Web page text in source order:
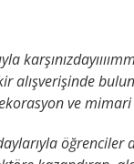
alışverişinde
ve
öğrenciler